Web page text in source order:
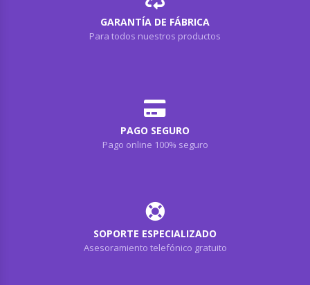
GARANTÍA DE FÁBRICA
Para todos nuestros productos
PAGO SEGURO
Pago online 100% seguro
SOPORTE ESPECIALIZADO
Asesoramiento telefónico gratuito